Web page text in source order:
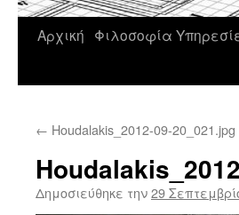
Αρχική Φιλοσοφία
← Houdalakis_2012-09-20_021.jpg
Δημοσιεύθηκε την29